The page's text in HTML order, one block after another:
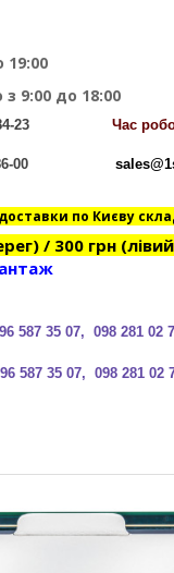
19:00
9:00 до 18:00
84-23 Час
86-00
по Києву
/ 300 грн
587 35 07, 098 281 02
587 35 07, 098 281 02